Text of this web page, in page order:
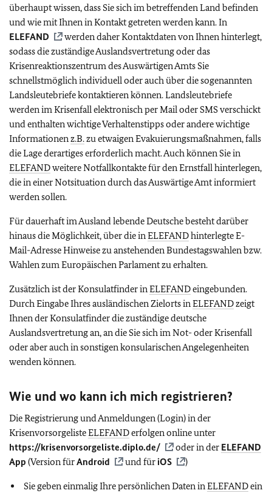
überhaupt wissen, dass Sie sich im betreffenden Land befinden
und wie mit Ihnen in Kontakt getreten werden kann. In
ELEFAND
werden daher Kontaktdaten von Ihnen hinterlegt,
sodass die zuständige Auslandsvertretung oder das
Krisenreaktionszentrum des Auswärtigen Amts Sie
schnellstmöglich individuell oder auch über die sogenannten
Landsleutebriefe kontaktieren können. Landsleutebriefe
werden im Krisenfall elektronisch per Mail oder SMS verschickt
und enthalten wichtige Verhaltenstipps oder andere wichtige
Informationenz.B.zu etwaigen Evakuierungsmaßnahmen, falls
die Lage derartiges erforderlich macht. Auch können Sie in
ELEFANDweitere Notfallkontakte für den Ernstfall hinterlegen,
die in einer Notsituation durch das Auswärtige Amt informiert
werden sollen.
Für dauerhaft im Ausland lebende Deutsche besteht darüber
hinaus die Möglichkeit, über die inELEFANDhinterlegte E-
Mail-Adresse Hinweise zu anstehenden Bundestagswahlen bzw.
Wahlen zum Europäischen Parlament zu erhalten.
Zusätzlich ist der Konsulatfinder inELEFANDeingebunden.
Durch Eingabe Ihres ausländischen Zielorts inELEFANDzeigt
Ihnen der Konsulatfinder die zuständige deutsche
Auslandsvertretung an, an die Sie sich im Not- oder Krisenfall
oder aber auch in sonstigen konsularischen Angelegenheiten
wenden können.
Wie und wo kann ich mich registrieren?
Die Registrierung und Anmeldungen (Login) in der
KrisenvorsorgelisteELEFANDerfolgen online unter
https://krisenvorsorgeliste.diplo.de/
oder in der ELEFAND
App (Version fürAndroid und für iOS )
Sie geben einmalig Ihre persönlichen Daten inELEFANDein